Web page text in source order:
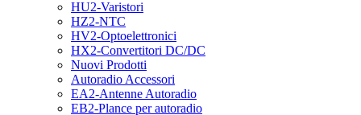
HU2-Varistori
HZ2-NTC
HV2-Optoelettronici
HX2-Convertitori DC/DC
Nuovi Prodotti
Autoradio Accessori
EA2-Antenne Autoradio
EB2-Plance per autoradio